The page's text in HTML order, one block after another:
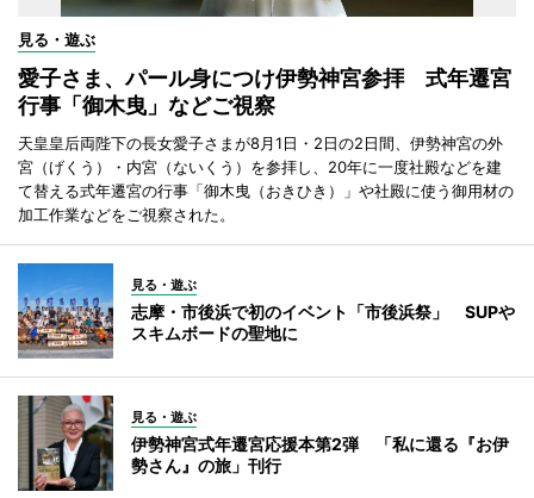
見る・遊ぶ
愛子さま、パール身につけ伊勢神宮参拝 式年遷宮
行事「御木曳」などご視察
天皇皇后両陛下の長女愛子さまが8月1日・2日の2日間、伊勢神宮の外
宮（げくう）・内宮（ないくう）を参拝し、20年に一度社殿などを建
て替える式年遷宮の行事「御木曳（おきひき）」や社殿に使う御用材の
加工作業などをご視察された。
見る・遊ぶ
志摩・市後浜で初のイベント「市後浜祭」 SUPや
スキムボードの聖地に
見る・遊ぶ
伊勢神宮式年遷宮応援本第2弾 「私に還る『お伊
勢さん』の旅」刊行